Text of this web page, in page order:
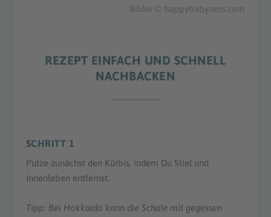
Bilder © happybabyness.com
REZEPT EINFACH UND SCHNELL
NACHBACKEN
SCHRITT 1
Putze zunächst den Kürbis, indem Du Stiel und
Innenleben entfernst.
Tipp: Bei Hokkaido kann die Schale mit gegessen